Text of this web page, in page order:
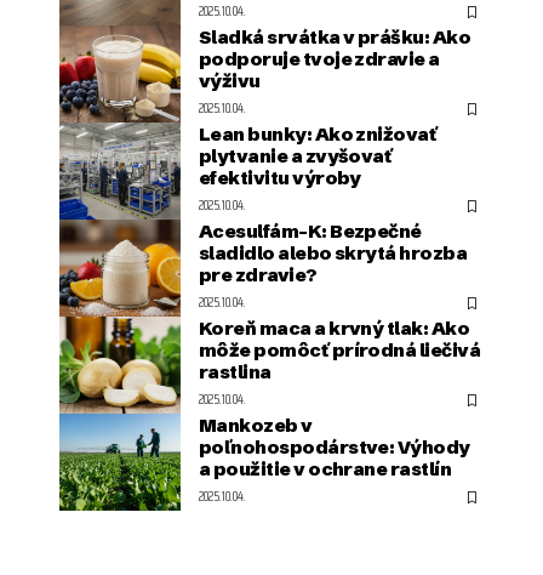
2025.10.04.
Sladká srvátka v prášku: Ako
podporuje tvoje zdravie a
výživu
2025.10.04.
Lean bunky: Ako znižovať
plytvanie a zvyšovať
efektivitu výroby
2025.10.04.
Acesulfám-K: Bezpečné
sladidlo alebo skrytá hrozba
pre zdravie?
2025.10.04.
Koreň maca a krvný tlak: Ako
môže pomôcť prírodná liečivá
rastlina
2025.10.04.
Mankozeb v
poľnohospodárstve: Výhody
a použitie v ochrane rastlín
2025.10.04.